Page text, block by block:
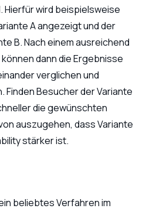
Hierfür wird beispielsweise
A angezeigt und der
B. Nach einem ausreichend
dann die Ergebnisse
verglichen und
Besucher der Variante
die gewünschten
auszugehen, dass Variante
stärker ist.
beliebtes Verfahren im